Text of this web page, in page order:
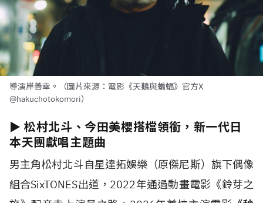
導演岸善幸。（圖片來源：電影《天鵝與蝙蝠》官方X
@hakuchotokomori）
► 松村北斗、今田美櫻搭檔領銜，新一代日
本天團獻唱主題曲
男主角松村北斗自星達拓娛樂（原傑尼斯）旗下偶像
組合SixTONES出道，2022年通過動畫電影《鈴芽之